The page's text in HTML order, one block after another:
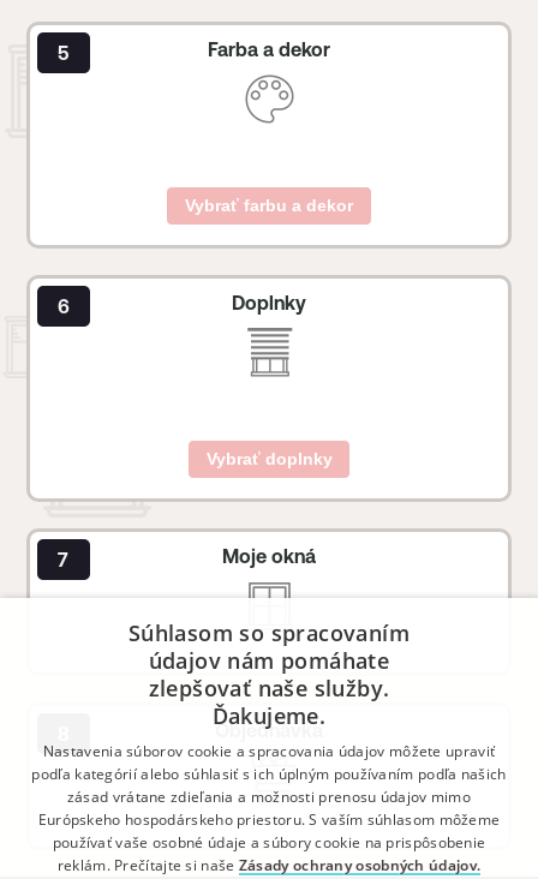
Farba a dekor
Vybrať farbu a dekor
Doplnky
Vybrať doplnky
Moje okná
Objednávka
Súhlasom so spracovaním
údajov nám pomáhate
zlepšovať naše služby.
Ďakujeme.
Nastavenia súborov cookie a spracovania údajov môžete upraviť
podľa kategórií alebo súhlasiť s ich úplným používaním podľa našich
zásad vrátane zdieľania a možnosti prenosu údajov mimo
Európskeho hospodárskeho priestoru. S vaším súhlasom môžeme
používať vaše osobné údaje a súbory cookie na prispôsobenie
reklám. Prečítajte si naše Zásady ochrany osobných údajov.